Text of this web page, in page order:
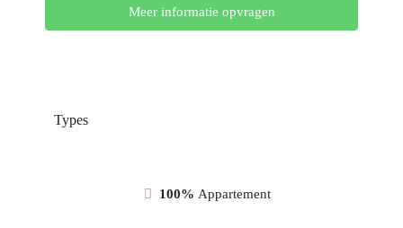
Meer informatie opvragen
Types
100% Appartement